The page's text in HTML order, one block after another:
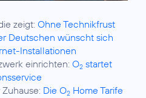
zeigt: Ohne Technikfrust
Deutschen wünscht sich
Installationen
einrichten: O2 startet
Die O2 Home Tarife